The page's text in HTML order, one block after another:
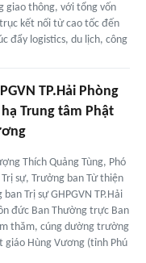
giao thông, với tổng vốn
kết nối từ cao tốc đến
đẩy logistics, du lịch, công
TP.Hải Phòng
Trung tâm Phật
Thích Quảng Tùng, Phó
sự, Trưởng ban Từ thiện
Trị sự GHPGVN TP.Hải
đức Ban Thường trực Ban
thăm, cúng dường trường
giáo Hùng Vương (tỉnh Phú